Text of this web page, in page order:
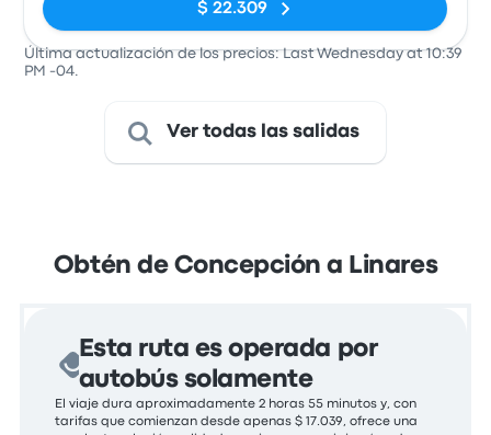
$ 22.309
Última actualización de los precios: Last Wednesday at 10:39
PM -04.
Ver todas las salidas
Obtén de Concepción a Linares
Esta ruta es operada por
autobús solamente
El viaje dura aproximadamente 2 horas 55 minutos y, con
tarifas que comienzan desde apenas $ 17.039, ofrece una